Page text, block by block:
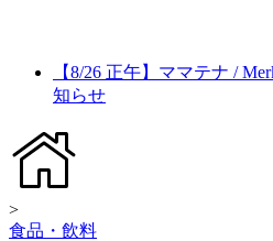
【8/26 正午】ママテナ /
知らせ
>
食品・飲料